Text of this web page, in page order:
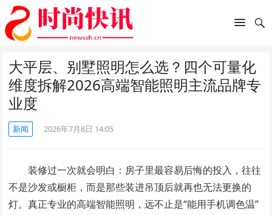
大平层、别墅照明怎么选？四个可量化
维度拆解2026高端智能照明主流品牌专
业度
新闻 2026年7月8日 14:05
装修过一次就会明白：房子里最容易后悔的投入，往往
不是沙发或橱柜，而是那些装进吊顶后就再也无法更换的
灯。真正专业的高端智能照明，远不止是“能用手机调色温”